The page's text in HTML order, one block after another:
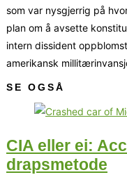
som var nysgjerrig på
plan om å avsette
intern dissident
amerikansk
SE OGSÅ
CIA eller ei:
drapsmetode